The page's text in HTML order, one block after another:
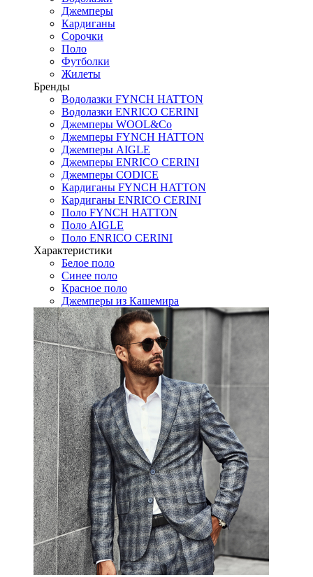
Джемперы
Кардиганы
Сорочки
Поло
Футболки
Жилеты
Бренды
Водолазки FYNCH HATTON
Водолазки ENRICO CERINI
Джемперы WOOL&Co
Джемперы FYNCH HATTON
Джемперы AIGLE
Джемперы ENRICO CERINI
Джемперы CODICE
Кардиганы FYNCH HATTON
Кардиганы ENRICO CERINI
Поло FYNCH HATTON
Поло AIGLE
Поло ENRICO CERINI
Характеристики
Белое поло
Синее поло
Красное поло
Джемперы из Кашемира